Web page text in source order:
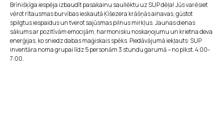
Brīnišķīga iespēja izbaudīt pasakainu saullēktu uz SUP dēļa! Jūs varēsiet
vērot rītausmas burvības ieskautā Ķīšezera krāšņās ainavas, gūstot
spilgtus iespaidus un tverot sajūsmas pilnus mirkļus. Jaunas dienas
sākums ar pozitīvām emocijām, harmonisku noskaņojumu un krietna deva
enerģijas, ko sniedz dabas maģiskais spēks. Piedāvājumā iekļauts: SUP
inventāra noma grupai līdz 5 personām 3 stundu garumā – no plkst. 4:00-
7:00.